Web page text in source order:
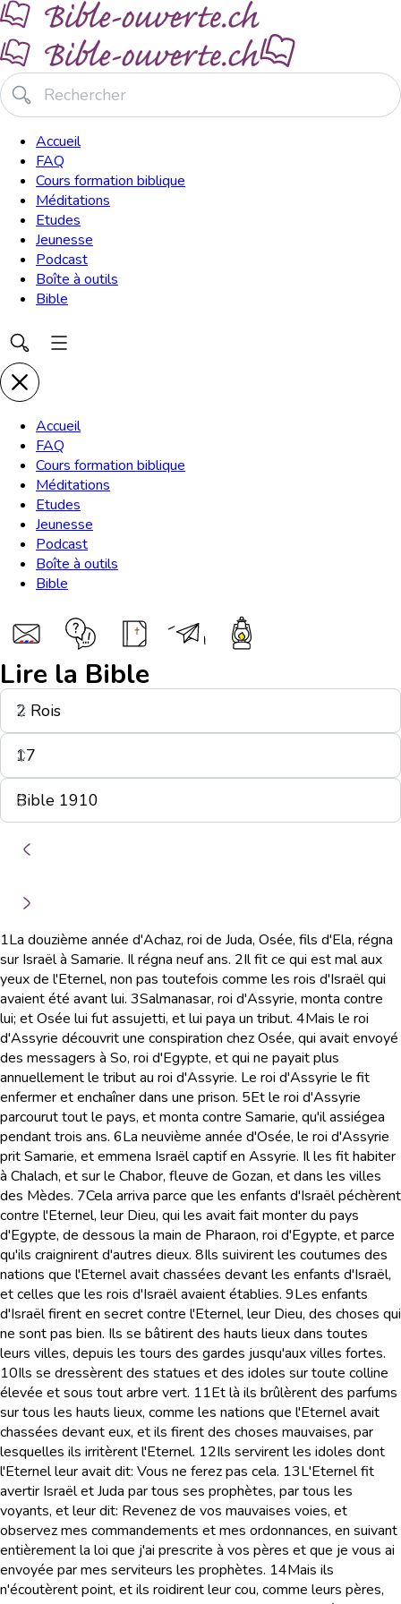
Accueil
FAQ
Cours formation biblique
Méditations
Etudes
Jeunesse
Podcast
Boîte à outils
Bible
Accueil
FAQ
Cours formation biblique
Méditations
Etudes
Jeunesse
Podcast
Boîte à outils
Bible
Lire la Bible
1La douzième année d'Achaz, roi de Juda, Osée, fils d'Ela, régna
sur Israël à Samarie. Il régna neuf ans. 2Il fit ce qui est mal aux
yeux de l'Eternel, non pas toutefois comme les rois d'Israël qui
avaient été avant lui. 3Salmanasar, roi d'Assyrie, monta contre
lui; et Osée lui fut assujetti, et lui paya un tribut. 4Mais le roi
d'Assyrie découvrit une conspiration chez Osée, qui avait envoyé
des messagers à So, roi d'Egypte, et qui ne payait plus
annuellement le tribut au roi d'Assyrie. Le roi d'Assyrie le fit
enfermer et enchaîner dans une prison. 5Et le roi d'Assyrie
parcourut tout le pays, et monta contre Samarie, qu'il assiégea
pendant trois ans. 6La neuvième année d'Osée, le roi d'Assyrie
prit Samarie, et emmena Israël captif en Assyrie. Il les fit habiter
à Chalach, et sur le Chabor, fleuve de Gozan, et dans les villes
des Mèdes. 7Cela arriva parce que les enfants d'Israël péchèrent
contre l'Eternel, leur Dieu, qui les avait fait monter du pays
d'Egypte, de dessous la main de Pharaon, roi d'Egypte, et parce
qu'ils craignirent d'autres dieux. 8Ils suivirent les coutumes des
nations que l'Eternel avait chassées devant les enfants d'Israël,
et celles que les rois d'Israël avaient établies. 9Les enfants
d'Israël firent en secret contre l'Eternel, leur Dieu, des choses qui
ne sont pas bien. Ils se bâtirent des hauts lieux dans toutes
leurs villes, depuis les tours des gardes jusqu'aux villes fortes.
10Ils se dressèrent des statues et des idoles sur toute colline
élevée et sous tout arbre vert. 11Et là ils brûlèrent des parfums
sur tous les hauts lieux, comme les nations que l'Eternel avait
chassées devant eux, et ils firent des choses mauvaises, par
lesquelles ils irritèrent l'Eternel. 12Ils servirent les idoles dont
l'Eternel leur avait dit: Vous ne ferez pas cela. 13L'Eternel fit
avertir Israël et Juda par tous ses prophètes, par tous les
voyants, et leur dit: Revenez de vos mauvaises voies, et
observez mes commandements et mes ordonnances, en suivant
entièrement la loi que j'ai prescrite à vos pères et que je vous ai
envoyée par mes serviteurs les prophètes. 14Mais ils
n'écoutèrent point, et ils roidirent leur cou, comme leurs pères,